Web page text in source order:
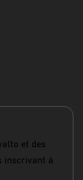
et des
inscrivant à